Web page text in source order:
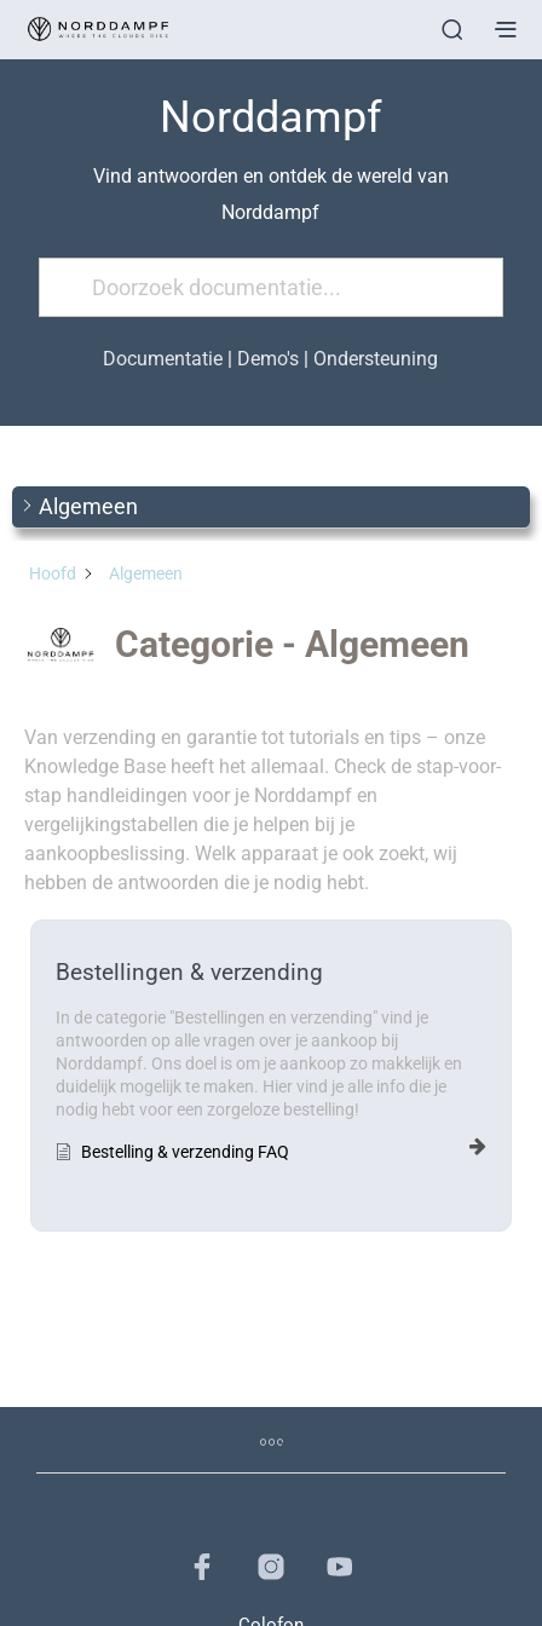
Norddampf
Vind antwoorden en ontdek de wereld van
Norddampf
Documentatie | Demo's | Ondersteuning
Algemeen
Hoofd Algemeen
Categorie - Algemeen
Van verzending en garantie tot tutorials en tips – onze
Knowledge Base heeft het allemaal. Check de stap-voor-
stap handleidingen voor je Norddampf en
vergelijkingstabellen die je helpen bij je
aankoopbeslissing. Welk apparaat je ook zoekt, wij
hebben de antwoorden die je nodig hebt.
Bestellingen & verzending
In de categorie "Bestellingen en verzending" vind je
antwoorden op alle vragen over je aankoop bij
Norddampf. Ons doel is om je aankoop zo makkelijk en
duidelijk mogelijk te maken. Hier vind je alle info die je
nodig hebt voor een zorgeloze bestelling!
Bestelling & verzending FAQ